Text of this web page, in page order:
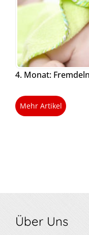
4. Monat:
Mehr Artikel
Über Uns